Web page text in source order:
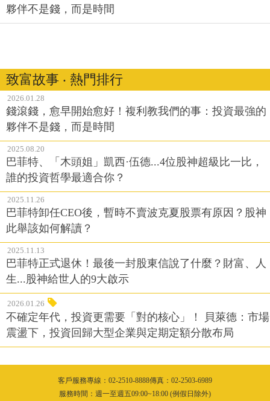
夥伴不是錢，而是時間
致富故事 ‧ 熱門排行
2026.01.28
錢滾錢，愈早開始愈好！複利教我們的事：投資最強的
夥伴不是錢，而是時間
2025.08.20
巴菲特、「木頭姐」凱西·伍德...4位股神超級比一比，
誰的投資哲學最適合你？
2025.11.26
巴菲特卸任CEO後，暫時不賣波克夏股票有原因？股神
此舉該如何解讀？
2025.11.13
巴菲特正式退休！最後一封股東信說了什麼？財富、人
生...股神給世人的9大啟示
2026.01.26
不確定年代，投資更需要「對的核心」！ 貝萊德：市場
震盪下，投資回歸大型企業與定期定額分散布局
客戶服務專線：02-2510-8888傳真：02-2503-6989
服務時間：週一至週五09:00~18:00 (例假日除外)